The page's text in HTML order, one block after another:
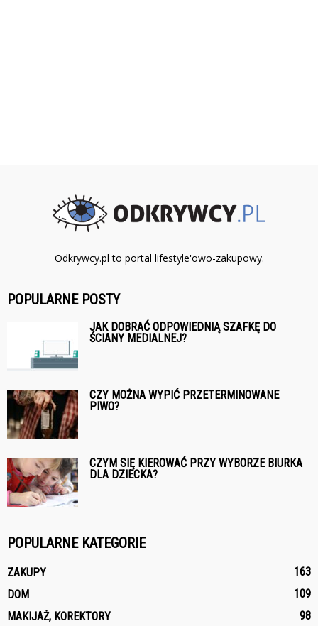
Odkrywcy.pl to portal lifestyle'owo-zakupowy.
POPULARNE POSTY
JAK DOBRAĆ ODPOWIEDNIĄ SZAFKĘ DO
ŚCIANY MEDIALNEJ?
CZY MOŻNA WYPIĆ PRZETERMINOWANE
PIWO?
CZYM SIĘ KIEROWAĆ PRZY WYBORZE BIURKA
DLA DZIECKA?
POPULARNE KATEGORIE
ZAKUPY
163
DOM
109
MAKIJAŻ, KOREKTORY
98